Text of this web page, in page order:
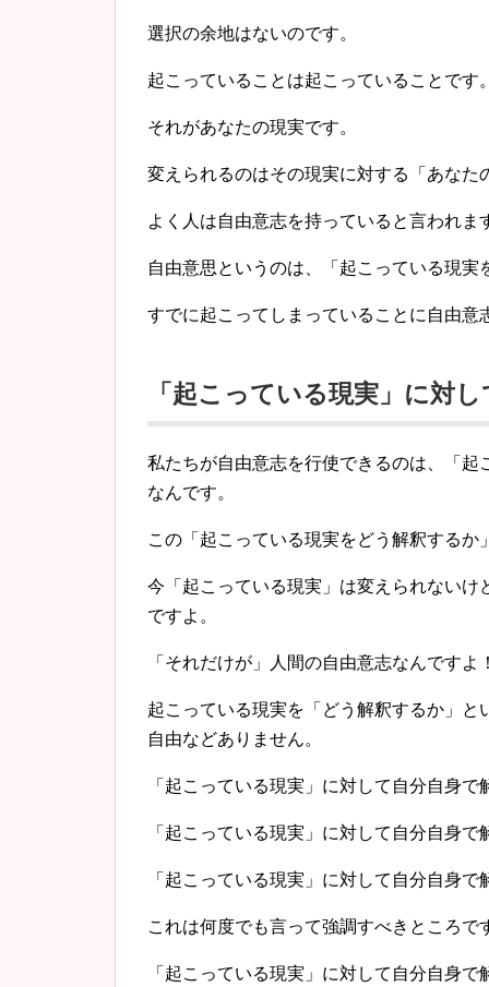
選択の余地はないのです。
起こっていることは起こっていることです
それがあなたの現実です。
変えられるのはその現実に対する「あなた
よく人は自由意志を持っていると言われま
自由意思というのは、「起こっている現実
すでに起こってしまっていることに自由意
「起こっている現実」 に対
私たちが自由意志を行使できるのは、「 起
なんです。
この「起こっている現実をどう解釈するか
今「起こっている現実」は変えられないけ
ですよ。
「それだけが」人間の自由意志なんですよ
起こっている現実を「どう解釈するか」と
自由などありません。
「起こっている現実」 に対して自分自身で
「起こっている現実」 に対して自分自身で
「起こっている現実」 に対して自分自身で
これは何度でも言って強調すべきところで
「起こっている現実」 に対して自分自身で